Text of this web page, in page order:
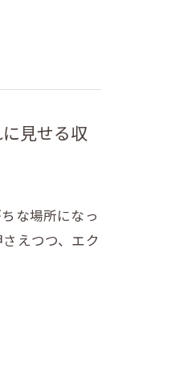
見せる収
な場所になっ
えつつ、エク